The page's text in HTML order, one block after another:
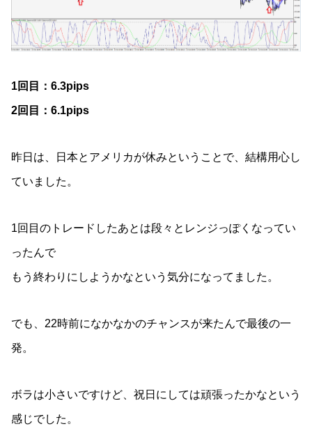
1回目：6.3pips
2回目：6.1pips
昨日は、日本とアメリカが休みということで、結構用心し
ていました。
1回目のトレードしたあとは段々とレンジっぽくなってい
ったんで
もう終わりにしようかなという気分になってました。
でも、22時前になかなかのチャンスが来たんで最後の一
発。
ボラは小さいですけど、祝日にしては頑張ったかなという
感じでした。